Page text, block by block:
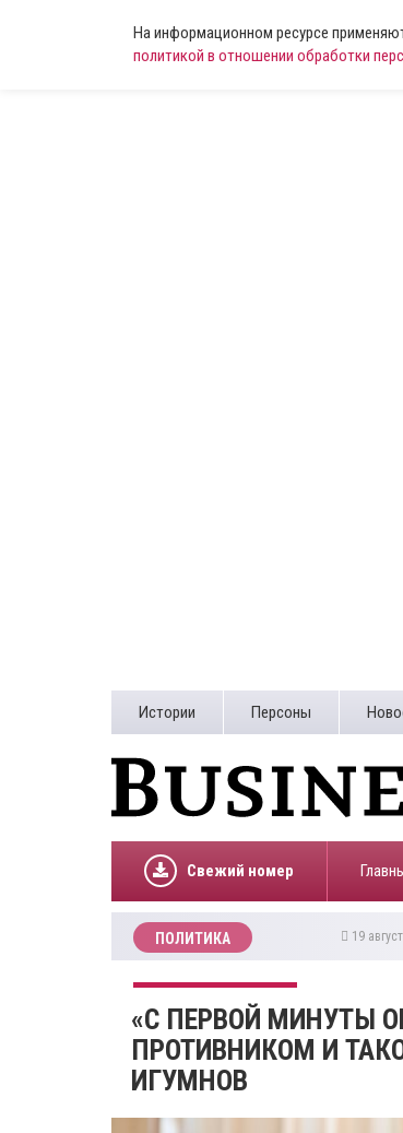
На информационном ресурсе
политикой в отношении обработки
Истории Персоны
Свежий номер
ПОЛИТИКА 19
«С ПЕРВОЙ МИНУТЫ
ПРОТИВНИКОМ И
ИГУМНОВ